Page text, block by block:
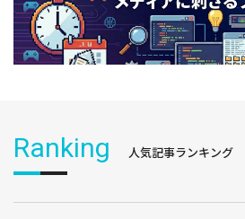
Ranking 人気記事ランキング